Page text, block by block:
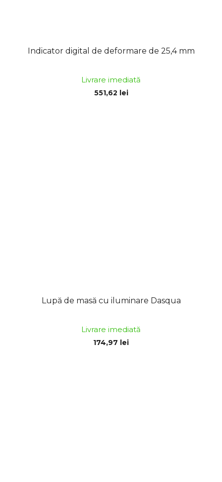
Indicator digital de deformare de 25,4 mm
Livrare imediată
551,62 lei
Lupă de masă cu iluminare Dasqua
Livrare imediată
174,97 lei